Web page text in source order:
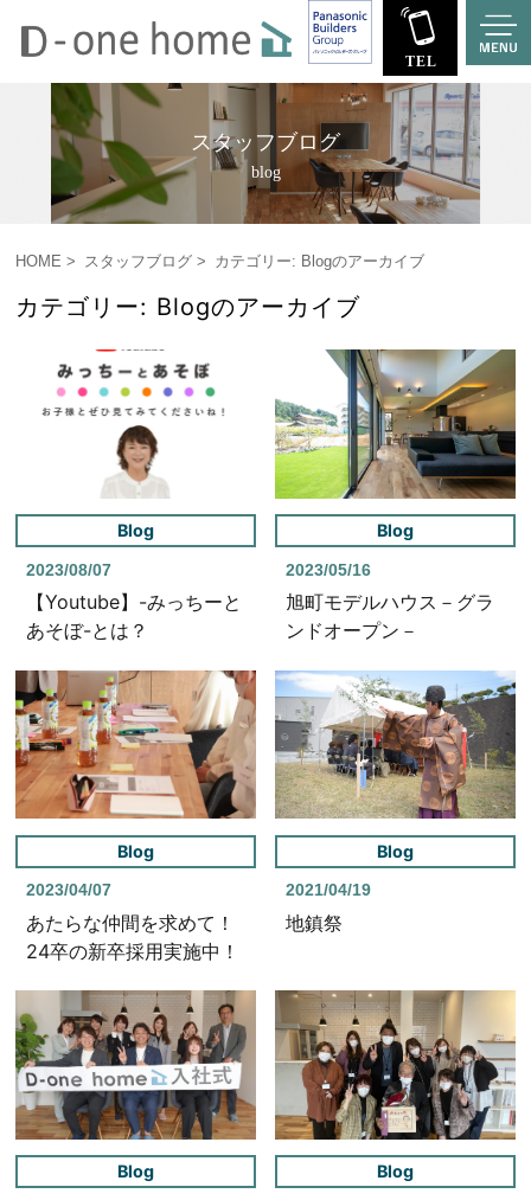
スタッフブログ
blog
HOME スタッフブログ カテゴリー: Blogのアーカイブ
カテゴリー: Blogのアーカイブ
Blog
2023/08/07
【Youtube】-みっちーと
あそぼ-とは？
Blog
2023/05/16
旭町モデルハウス－グラ
ンドオープン－
Blog
2023/04/07
あたらな仲間を求めて！
24卒の新卒採用実施中！
Blog
2021/04/19
地鎮祭
Blog Blog